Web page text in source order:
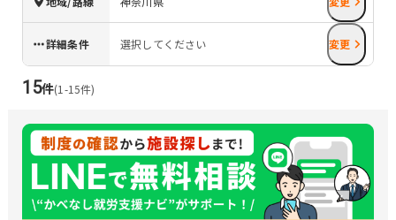
詳細条件 選択してください 変更
15件(1 -15件)